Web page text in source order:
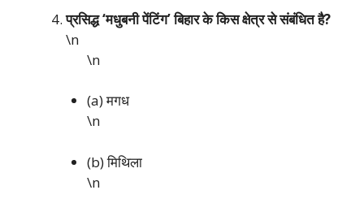
प्रसिद्ध ‘मधुबनी पेंटिंग’ बिहार के किस क्षेत्र से संबंधित है?
\n
\n
(a) मगध
\n
(b) मिथिला
\n